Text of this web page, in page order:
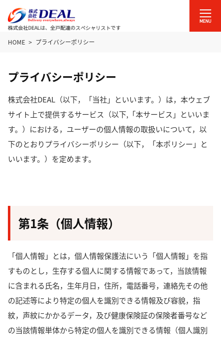
HOME プライバシーポリシー
プライバシーポリシー
株式会社DEAL（以下，「当社」といいます。）は，本ウェブ
サイト上で提供するサービス（以下,「本サービス」といいま
す。）における，ユーザーの個人情報の取扱いについて，以
下のとおりプライバシーポリシー（以下，「本ポリシー」と
いいます。）を定めます。
第1条（個人情報）
「個人情報」とは，個人情報保護法にいう「個人情報」を指
すものとし，生存する個人に関する情報であって，当該情報
に含まれる氏名，生年月日，住所，電話番号，連絡先その他
の記述等により特定の個人を識別できる情報及び容貌，指
紋，声紋にかかるデータ，及び健康保険証の保険者番号など
の当該情報単体から特定の個人を識別できる情報（個人識別